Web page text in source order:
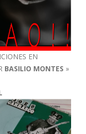
EN
BASILIO MONTES »